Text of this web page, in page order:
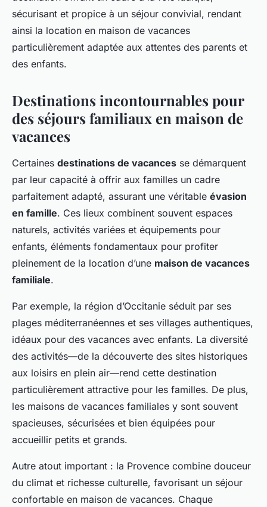
sécurisant et propice à un séjour convivial, rendant
ainsi la location en maison de vacances
particulièrement adaptée aux attentes des parents et
des enfants.
Destinations incontournables pour
des séjours familiaux en maison de
vacances
Certaines destinations de vacances se démarquent
par leur capacité à offrir aux familles un cadre
parfaitement adapté, assurant une véritable évasion
en famille. Ces lieux combinent souvent espaces
naturels, activités variées et équipements pour
enfants, éléments fondamentaux pour profiter
pleinement de la location d’une maison de vacances
familiale.
Par exemple, la région d’Occitanie séduit par ses
plages méditerranéennes et ses villages authentiques,
idéaux pour des vacances avec enfants. La diversité
des activités—de la découverte des sites historiques
aux loisirs en plein air—rend cette destination
particulièrement attractive pour les familles. De plus,
les maisons de vacances familiales y sont souvent
spacieuses, sécurisées et bien équipées pour
accueillir petits et grands.
Autre atout important : la Provence combine douceur
du climat et richesse culturelle, favorisant un séjour
confortable en maison de vacances. Chaque